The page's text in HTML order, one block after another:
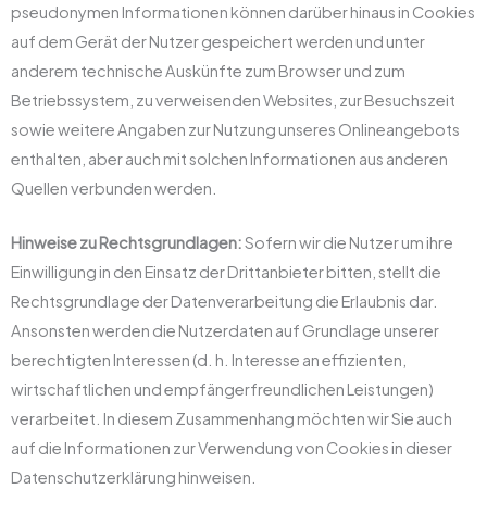
pseudonymen Informationen können darüber hinaus in Cookies
auf dem Gerät der Nutzer gespeichert werden und unter
anderem technische Auskünfte zum Browser und zum
Betriebssystem, zu verweisenden Websites, zur Besuchszeit
sowie weitere Angaben zur Nutzung unseres Onlineangebots
enthalten, aber auch mit solchen Informationen aus anderen
Quellen verbunden werden.
Hinweise zu Rechtsgrundlagen:Sofern wir die Nutzer um ihre
Einwilligung in den Einsatz der Drittanbieter bitten, stellt die
Rechtsgrundlage der Datenverarbeitung die Erlaubnis dar.
Ansonsten werden die Nutzerdaten auf Grundlage unserer
berechtigten Interessen (d. h. Interesse an effizienten,
wirtschaftlichen und empfängerfreundlichen Leistungen)
verarbeitet. In diesem Zusammenhang möchten wir Sie auch
auf die Informationen zur Verwendung von Cookies in dieser
Datenschutzerklärung hinweisen.